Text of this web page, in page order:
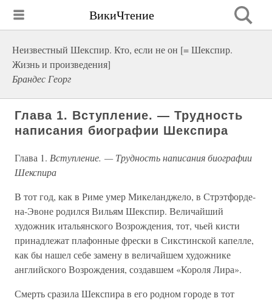
ВикиЧтение
Неизвестный Шекспир. Кто, если не он [= Шекспир.
Жизнь и произведения]
Брандес Георг
Глава 1. Вступление. — Трудность
написания биографии Шекспира
Глава 1. Вступление. — Трудность написания биографии
Шекспира
В тот год, как в Риме умер Микеланджело, в Стрэтфорде-
на-Эвоне родился Вильям Шекспир. Величайший
художник итальянского Возрождения, тот, чьей кисти
принадлежат плафонные фрески в Сикстинской капелле,
как бы нашел себе замену в величайшем художнике
английского Возрождения, создавшем «Короля Лира».
Смерть сразила Шекспира в его родном городе в тот